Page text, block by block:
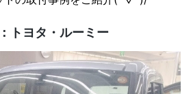
トヨタ・ルーミー